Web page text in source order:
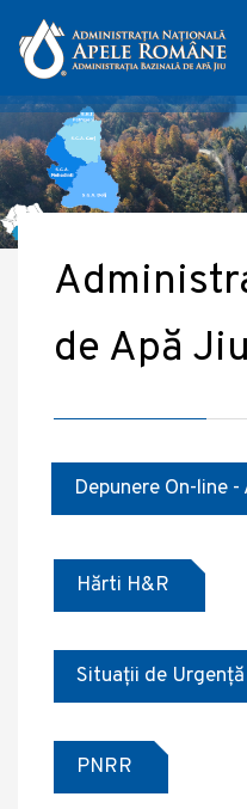
de Apă Jiu
Depunere On-line
Hărti H&R
Situații de Urgență
PNRR